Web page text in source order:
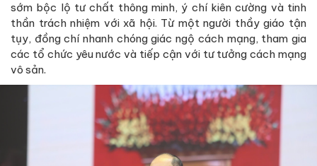
sớm bộc lộ tư chất thông minh, ý chí kiên cường và tinh
thần trách nhiệm với xã hội. Từ một người thầy giáo tận
tụy, đồng chí nhanh chóng giác ngộ cách mạng, tham gia
các tổ chức yêu nước và tiếp cận với tư tưởng cách mạng
vô sản.